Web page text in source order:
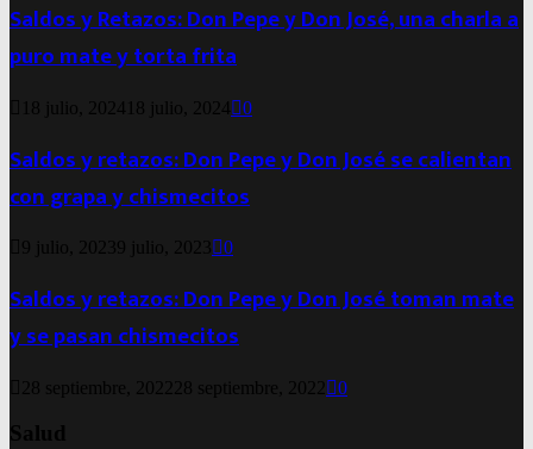
Saldos y Retazos: Don Pepe y Don José, una charla a
puro mate y torta frita
18 julio, 2024 18 julio, 2024 0
Saldos y retazos: Don Pepe y Don José se calientan
con grapa y chismecitos
9 julio, 20239 julio, 2023 0
Saldos y retazos: Don Pepe y Don José toman mate
y se pasan chismecitos
28 septiembre, 2022 28 septiembre, 2022 0
Salud